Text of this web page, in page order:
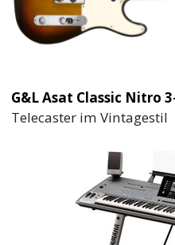
G&L Asat Classic Nitro
Telecaster im Vintagestil